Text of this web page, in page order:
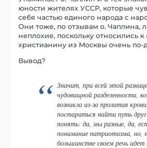
юности жителях УССР, которые
себя частью единого народа с
Они тоже, по отзывам о. Чаплина,
неплохие, поскольку относились
христианину из Москвы очень по-
Вывод?
Значит, при всей этой
чудовищной разделенности,
возникла из-за пролития
постараться найти путь друг
понять: да, мы разные, да,
понимание патриотизма, но,
большинстве своем речь идет